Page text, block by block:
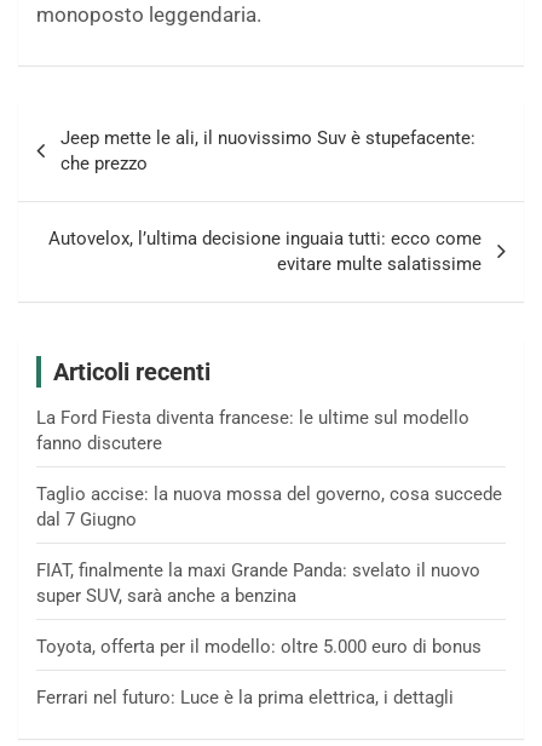
monoposto leggendaria.
articoli
Jeep mette le ali, il nuovissimo Suv è stupefacente:
che prezzo
Autovelox, l’ultima decisione inguaia tutti: ecco come
evitare multe salatissime
Articoli recenti
La Ford Fiesta diventa francese: le ultime sul modello
fanno discutere
Taglio accise: la nuova mossa del governo, cosa succede
dal 7 Giugno
FIAT, finalmente la maxi Grande Panda: svelato il nuovo
super SUV, sarà anche a benzina
Toyota, offerta per il modello: oltre 5.000 euro di bonus
Ferrari nel futuro: Luce è la prima elettrica, i dettagli